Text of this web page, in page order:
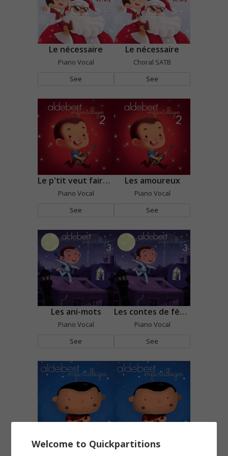
Le nécessaire
Piano Vocal
See
Le nécessaire
Choral SATB
See
Le p'tit veut faire de la trompette
Piano Vocal
See
Les amoureux
Piano Vocal
See
Les ani-mots
Piano Vocal
See
Les contes de fée ça craint
Piano Vocal
See
Les mots mélangés
Welcome to Quickpartitions